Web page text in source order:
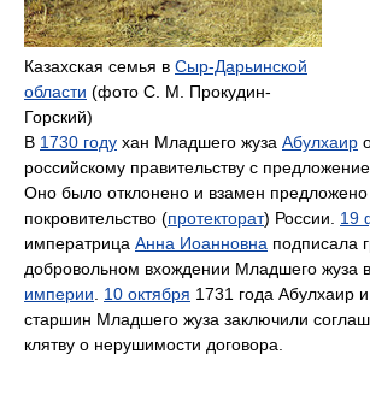
Казахская семья в Сыр-Дарьинской
области (фото С. М. Прокудин-
Горский)
В 1730 году хан Младшего жуза Абулхаир
российскому правительству с
Оно было отклонено и взамен предложено
покровительство (протекторат) России. 19
императрица Анна Иоанновна подписала
добровольном вхождении Младшего жуза
империи
10 октября 1731 года Абулхаир
старшин Младшего жуза заключили
клятву о нерушимости договора.